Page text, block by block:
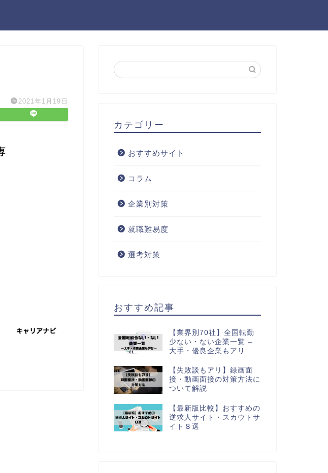
2021年1月19日
カテゴリー
おすすめサイト
コラム
企業別対策
就職難易度
選考対策
おすすめ記事
【業界別70社】全国転勤
少ない・ない企業一覧 –
大手・優良企業もアリ
【失敗談もアリ】録画面
接・動画面接の対策方法に
ついて解説
【最新版比較】おすすめの
逆求人サイト・スカウトサ
イト８選